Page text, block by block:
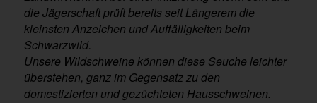
die Jägerschaft prüft bereits seit Längerem die
kleinsten Anzeichen und Auffälligkeiten beim
Schwarzwild.
Unsere Wildschweine können diese Seuche leichter
überstehen, ganz im Gegensatz zu den
domestizierten und gezüchteten Hausschweinen.